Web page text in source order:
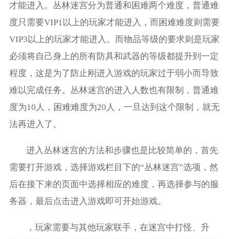
才能进入。丛林迷宫分为普通和困难两个难度，普通难
度只需要VIP1以上的玩家才能进入，而困难难度则需要
VIP3以上的玩家才能进入。而物品等级的要求则是玩家
必须将自己身上的所有防具和武器的等级都提升到一定
程度，这是为了防止刚进入游戏的玩家过于弱小而导致
难以完成任务。丛林迷宫的进入人数也有限制，普通难
度为10人，困难难度为20人，一旦达到这个限制，就无
法再进入了。
进入丛林迷宫的方法和步骤也是比较简单的，首先
需要打开游戏，选择游戏栏目下的“丛林迷宫”选项，然
后在接下来的页面中选择相应的难度，再选择参与的服
务器，最后点击进入游戏即可开始游戏。
，玩家需要与其他玩家联手，在迷宫中打怪、升